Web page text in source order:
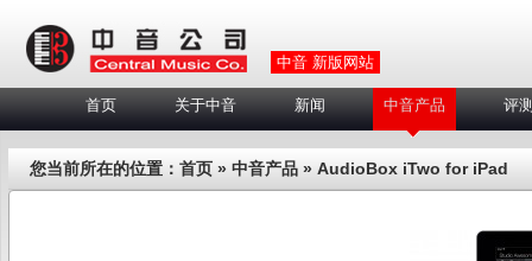
中音 新版网站
首页 关于中音 新闻 中音产品 评
您当前所在的位置： 首页 » 中音产品 » AudioBox iTwo for iPad